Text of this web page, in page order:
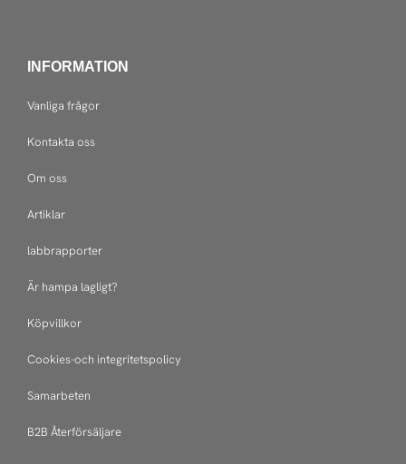
INFORMATION
Vanliga frågor
Kontakta oss
Om oss
Artiklar
labbrapporter
Är hampa lagligt?
Köpvillkor
Cookies-och integritetspolicy
Samarbeten
B2B Återförsäljare